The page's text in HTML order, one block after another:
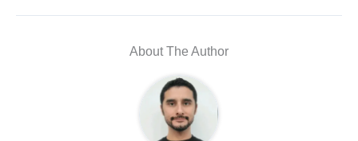
About The Author